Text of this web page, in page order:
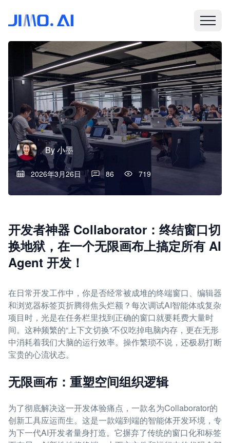
By小墨
2026年3月26日 86 719
开发者神器 Collaborator：终结窗口切
换地狱，在一个无限画布上搞定所有 AI
Agent 开发！
在日常开发工作中，你是否经常被成堆的终端窗口、编辑器
和浏览器标签页折腾得焦头烂额？每次调试AI智能体或复杂
项目时，光是在任务栏里找到正确的窗口就要耗费大量时
间。这种频繁的“上下文切换”不仅吃掉电脑内存，更在无形
中消耗着我们大脑的运行效率。操作繁琐不说，还极易打断
宝贵的心流状态。
无限画布：重塑空间组织逻辑
为了彻底解决这一开发体验痛点，一款名为Collaborator的
创新工具应运而生。这是一款端到端的智能体开发环境，专
为下一代AI开发者量身打造。它摒弃了传统的窗口化和标签